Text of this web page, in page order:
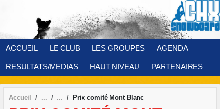
ACCUEIL LE CLUB LES GROUPES AGENDA
RESULTATS/MEDIAS HAUT NIVEAU PARTENAIRES
Accueil Prix comité Mont Blanc